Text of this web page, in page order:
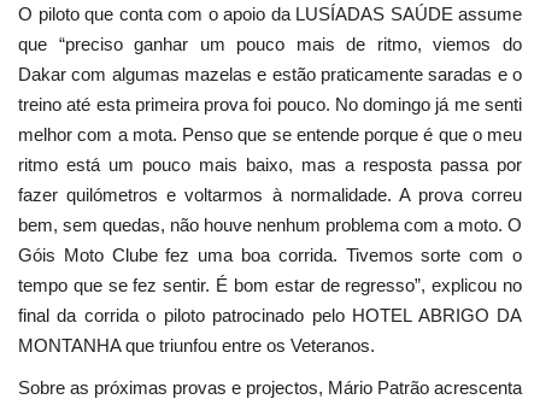
O piloto que conta com o apoio da LUSÍADAS SAÚDE assume
que “preciso ganhar um pouco mais de ritmo, viemos do
Dakar com algumas mazelas e estão praticamente saradas e o
treino até esta primeira prova foi pouco. No domingo já me senti
melhor com a mota. Penso que se entende porque é que o meu
ritmo está um pouco mais baixo, mas a resposta passa por
fazer quilómetros e voltarmos à normalidade. A prova correu
bem, sem quedas, não houve nenhum problema com a moto. O
Góis Moto Clube fez uma boa corrida. Tivemos sorte com o
tempo que se fez sentir. É bom estar de regresso”, explicou no
final da corrida o piloto patrocinado pelo HOTEL ABRIGO DA
MONTANHA que triunfou entre os Veteranos.
Sobre as próximas provas e projectos, Mário Patrão acrescenta